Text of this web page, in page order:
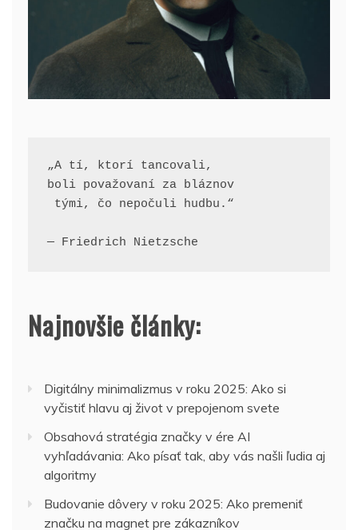
„A tí, ktorí tancovali,
boli považovaní za bláznov
tými, čo nepočuli hudbu.“
— Friedrich Nietzsche
Najnovšie články:
Digitálny minimalizmus v roku 2025: Ako si
vyčistiť hlavu aj život v prepojenom svete
Obsahová stratégia značky v ére AI
vyhľadávania: Ako písať tak, aby vás našli ľudia aj
algoritmy
Budovanie dôvery v roku 2025: Ako premeniť
značku na magnet pre zákazníkov